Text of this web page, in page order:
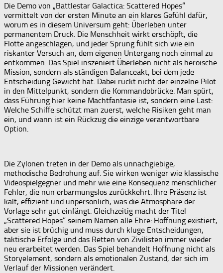
Die Demo von „Battlestar Galactica: Scattered Hopes“
vermittelt von der ersten Minute an ein klares Gefühl dafür,
worum es in diesem Universum geht: Überleben unter
permanentem Druck. Die Menschheit wirkt erschöpft, die
Flotte angeschlagen, und jeder Sprung fühlt sich wie ein
riskanter Versuch an, dem eigenen Untergang noch einmal zu
entkommen. Das Spiel inszeniert Überleben nicht als heroische
Mission, sondern als ständigen Balanceakt, bei dem jede
Entscheidung Gewicht hat. Dabei rückt nicht der einzelne Pilot
in den Mittelpunkt, sondern die Kommandobrücke. Man spürt,
dass Führung hier keine Machtfantasie ist, sondern eine Last:
Welche Schiffe schützt man zuerst, welche Risiken geht man
ein, und wann ist ein Rückzug die einzige verantwortbare
Option.
Die Zylonen treten in der Demo als unnachgiebige,
methodische Bedrohung auf. Sie wirken weniger wie klassische
Videospielgegner und mehr wie eine Konsequenz menschlicher
Fehler, die nun erbarmungslos zurückkehrt. Ihre Präsenz ist
kalt, effizient und unpersönlich, was die Atmosphäre der
Vorlage sehr gut einfängt. Gleichzeitig macht der Titel
„Scattered Hopes“ seinem Namen alle Ehre: Hoffnung existiert,
aber sie ist brüchig und muss durch kluge Entscheidungen,
taktische Erfolge und das Retten von Zivilisten immer wieder
neu erarbeitet werden. Das Spiel behandelt Hoffnung nicht als
Storyelement, sondern als emotionalen Zustand, der sich im
Verlauf der Missionen verändert.